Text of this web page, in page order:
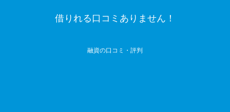
借りれる口コミありません！
融資の口コミ・評判